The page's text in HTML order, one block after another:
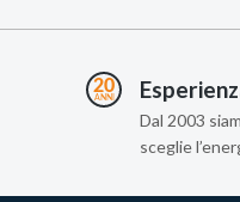
Dal 2003
sceglie